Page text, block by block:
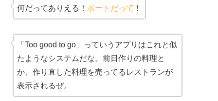
何だってありえる！ ボートだって ！
「Too good to go」っていうアプリはこれと似
たようなシステムだな。前日作りの料理と
か、作り直した料理を売ってるレストランが
表示されるぜ。